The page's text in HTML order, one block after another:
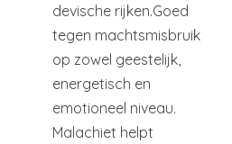
devische rijken.Goed
tegen machtsmisbruik
op zowel geestelijk,
energetisch en
emotioneel niveau.
Malachiet helpt